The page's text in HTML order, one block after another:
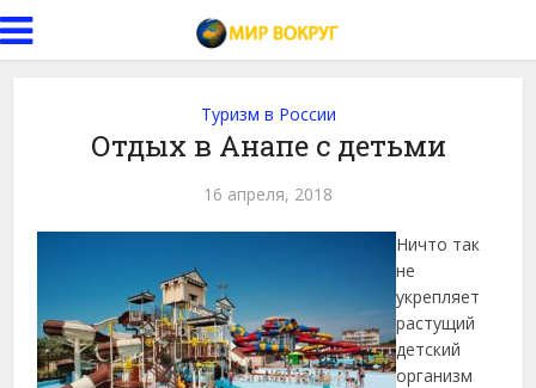
Туризм в России
Отдых в Анапе с детьми
16 апреля, 2018
Ничто так
не
укрепляет
растущий
детский
организм